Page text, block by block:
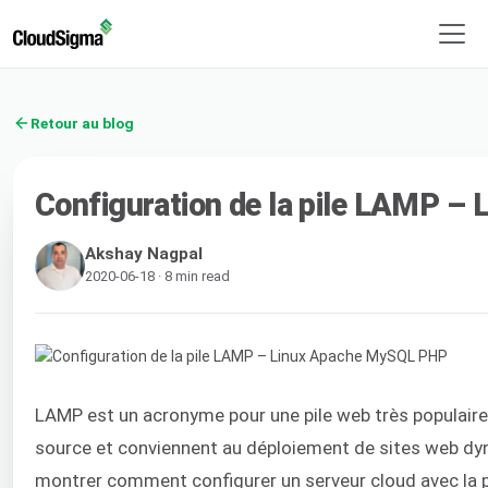
Retour au blog
Configuration de la pile LAMP –
Akshay Nagpal
2020-06-18 · 8 min read
LAMP est un acronyme pour une pile web très
source et conviennent au déploiement de sites web
montrer comment configurer un serveur cloud avec la